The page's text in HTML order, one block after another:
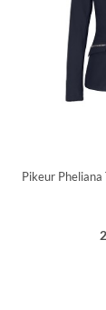
Pikeur